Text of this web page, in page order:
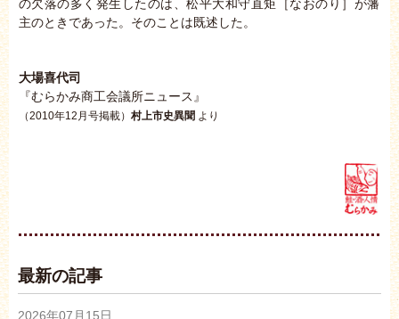
の欠落の多く発生したのは、松平大和守直矩［なおのり］が藩
主のときであった。そのことは既述した。
大場喜代司
『むらかみ商工会議所ニュース』
（2010年12月号掲載） 村上市史異聞 より
最新の記事
2026年07月15日